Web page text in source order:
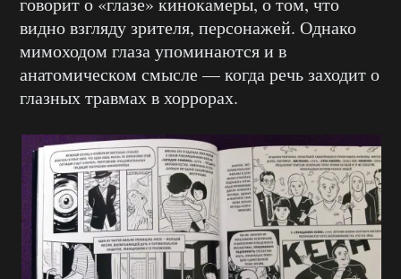
видно взгляду зрителя, персонажей. Однако
мимоходом глаза упоминаются и в
анатомическом смысле — когда речь заходит о
глазных травмах в хоррорах.